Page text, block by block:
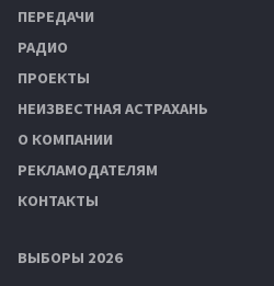
ПЕРЕДАЧИ
РАДИО
ПРОЕКТЫ
НЕИЗВЕСТНАЯ АСТРАХАНЬ
О КОМПАНИИ
РЕКЛАМОДАТЕЛЯМ
КОНТАКТЫ
ВЫБОРЫ 2026